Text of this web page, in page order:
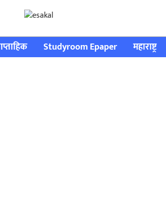
Studyroom Epaper महाराष्ट्र